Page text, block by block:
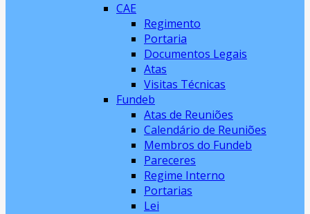
CAE
Regimento
Portaria
Documentos Legais
Atas
Visitas Técnicas
Fundeb
Atas de Reuniões
Calendário de Reuniões
Membros do Fundeb
Pareceres
Regime Interno
Portarias
Lei